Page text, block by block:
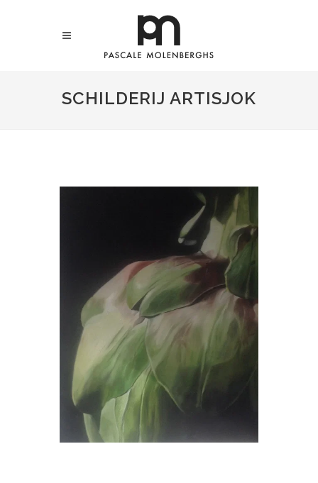
SCHILDERIJ ARTISJOK